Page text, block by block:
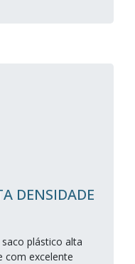
DENSIDADE
plástico alta
com excelente